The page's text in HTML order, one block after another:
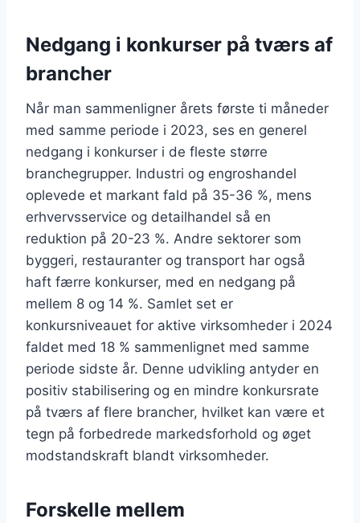
Nedgang i konkurser på tværs af
brancher
Når man sammenligner årets første ti måneder
med samme periode i 2023, ses en generel
nedgang i konkurser i de fleste større
branchegrupper. Industri og engroshandel
oplevede et markant fald på 35-36 %, mens
erhvervsservice og detailhandel så en
reduktion på 20-23 %. Andre sektorer som
byggeri, restauranter og transport har også
haft færre konkurser, med en nedgang på
mellem 8 og 14 %. Samlet set er
konkursniveauet for aktive virksomheder i 2024
faldet med 18 % sammenlignet med samme
periode sidste år. Denne udvikling antyder en
positiv stabilisering og en mindre konkursrate
på tværs af flere brancher, hvilket kan være et
tegn på forbedrede markedsforhold og øget
modstandskraft blandt virksomheder.
Forskelle mellem